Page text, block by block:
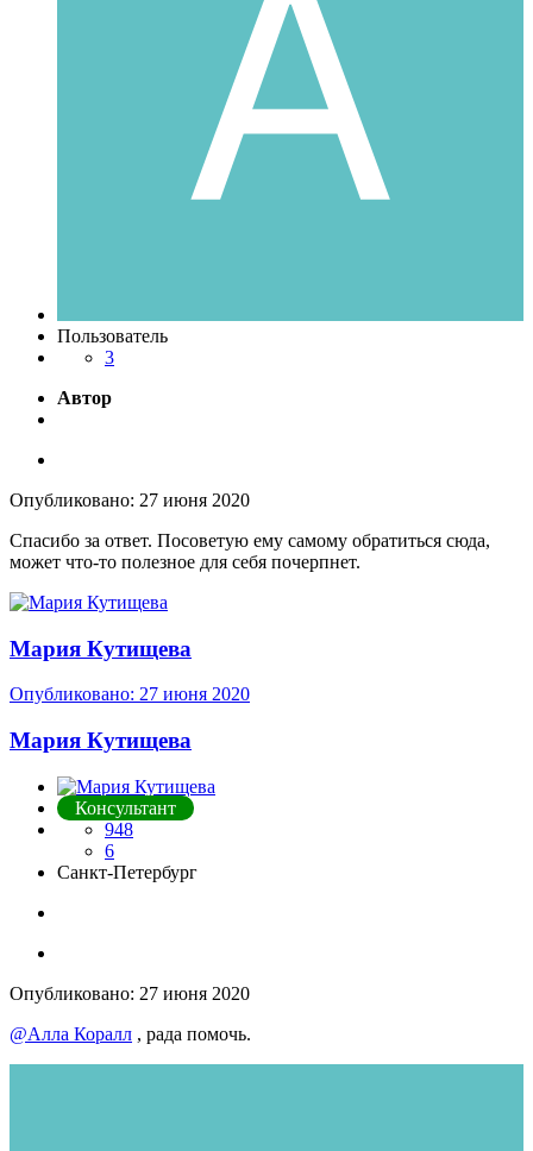
Пользователь
3
Автор
Опубликовано: 27 июня 2020
Спасибо за ответ. Посоветую ему самому обратиться сюда,
может что-то полезное для себя почерпнет.
Мария Кутищева
Опубликовано: 27 июня 2020
Мария Кутищева
Консультант
948
6
Санкт-Петербург
Опубликовано: 27 июня 2020
@Алла Коралл , рада помочь.